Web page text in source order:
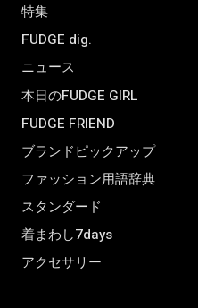
特集
FUDGE dig.
ニュース
本日のFUDGE GIRL
FUDGE FRIEND
ブランドピックアップ
ファッション用語辞典
スタンダード
着まわし7days
アクセサリー